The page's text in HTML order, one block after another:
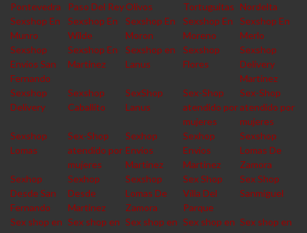
Pontevedra
Paso Del ReyOlivos
Tortuguitas Nordelta
Sexshop En
Munro
Sexshop En
Wilde
Sexshop En
Moron
Sexshop En
Moreno
Sexshop En
Merlo
Sexshop
Envios San
Fernando
Sexshop En
Martinez
Sexshop en
Lanus
Sexshop
Flores
Sexshop
Delivery
Martinez
Sexshop
Delivery
Sexshop
Caballito
SexShop
Lanus
Sex-Shop
atendido por
mujeres
Sex-Shop
atendido por
mujeres
Sexshop
Lomas
Sex-Shop
atendido por
mujeres
Sexhop
Envios
Martinez
Sexhop
Envios
Martinez
Sexshop
Lomas De
Zamora
Sexhop
Desde San
Fernando
Sexhop
Desde
Martinez
Sexshop
Lomas De
Zamora
Sex Shop
Villa Del
Parque
Sex Shop
Sanmiguel
Sex shop en Sex shop en Sex shop en Sex shop en Sex shop en